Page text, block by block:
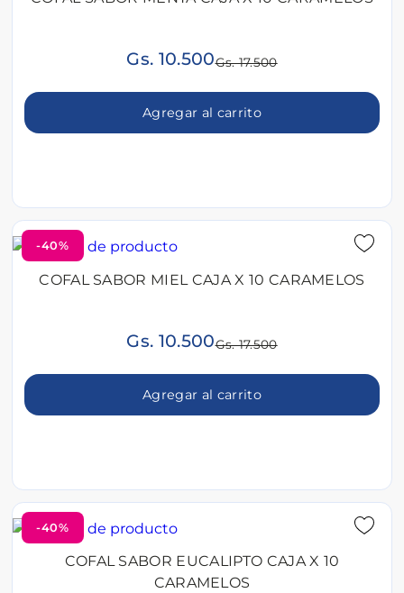
Gs. 10.500Gs. 17.500
Agregar al carrito
-40%
COFAL SABOR MIEL CAJA X 10 CARAMELOS
Gs. 10.500Gs. 17.500
Agregar al carrito
-40%
COFAL SABOR EUCALIPTO CAJA X 10
CARAMELOS